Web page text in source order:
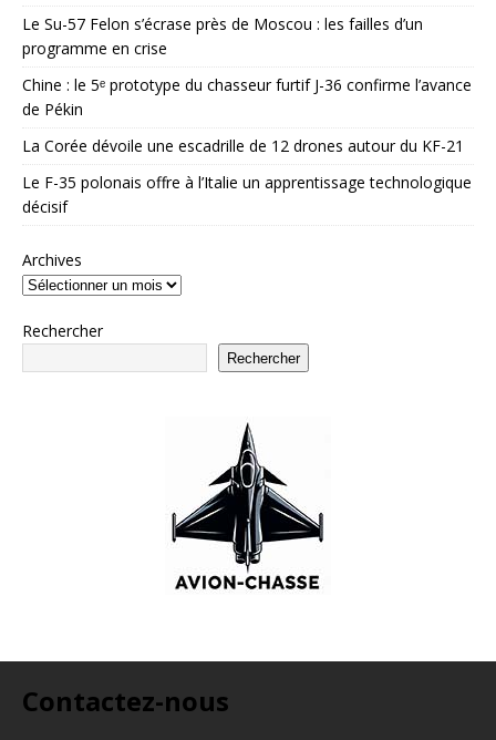
Le Su-57 Felon s’écrase près de Moscou : les failles d’un
programme en crise
Chine : le 5ᵉ prototype du chasseur furtif J-36 confirme l’avance
de Pékin
La Corée dévoile une escadrille de 12 drones autour du KF-21
Le F-35 polonais offre à l’Italie un apprentissage technologique
décisif
Archives
Rechercher
Rechercher
Contactez-nous